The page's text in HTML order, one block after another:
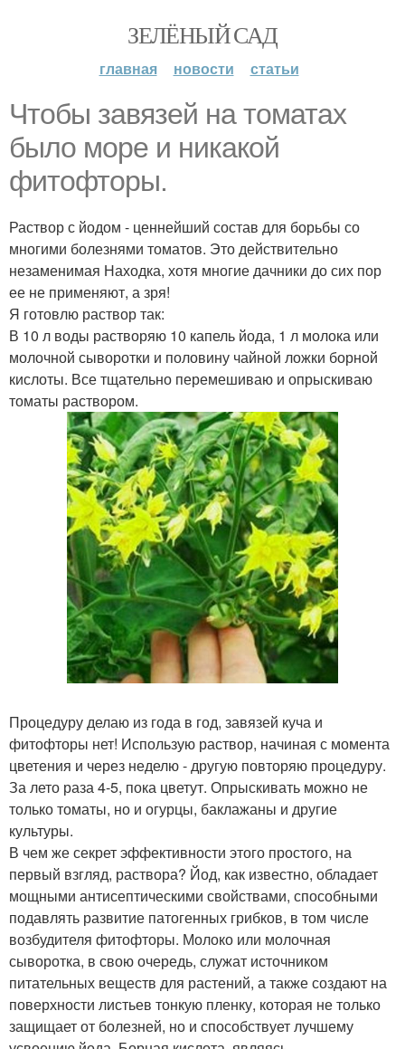
ЗЕЛЁНЫЙ САД
главная новости статьи
Чтобы завязей на томатах
было море и никакой
фитофторы.
Раствор с йодом - ценнейший состав для борьбы со
многими болезнями томатов. Это действительно
незаменимая Находка, хотя многие дачники до сих пор
ее не применяют, а зря!
Я готовлю раствор так:
В 10 л воды растворяю 10 капель йода, 1 л молока или
молочной сыворотки и половину чайной ложки борной
кислоты. Все тщательно перемешиваю и опрыскиваю
томаты раствором.
Процедуру делаю из года в год, завязей куча и
фитофторы нет! Использую раствор, начиная с момента
цветения и через неделю - другую повторяю процедуру.
За лето раза 4-5, пока цветут. Опрыскивать можно не
только томаты, но и огурцы, баклажаны и другие
культуры.
В чем же секрет эффективности этого простого, на
первый взгляд, раствора? Йод, как известно, обладает
мощными антисептическими свойствами, способными
подавлять развитие патогенных грибков, в том числе
возбудителя фитофторы. Молоко или молочная
сыворотка, в свою очередь, служат источником
питательных веществ для растений, а также создают на
поверхности листьев тонкую пленку, которая не только
защищает от болезней, но и способствует лучшему